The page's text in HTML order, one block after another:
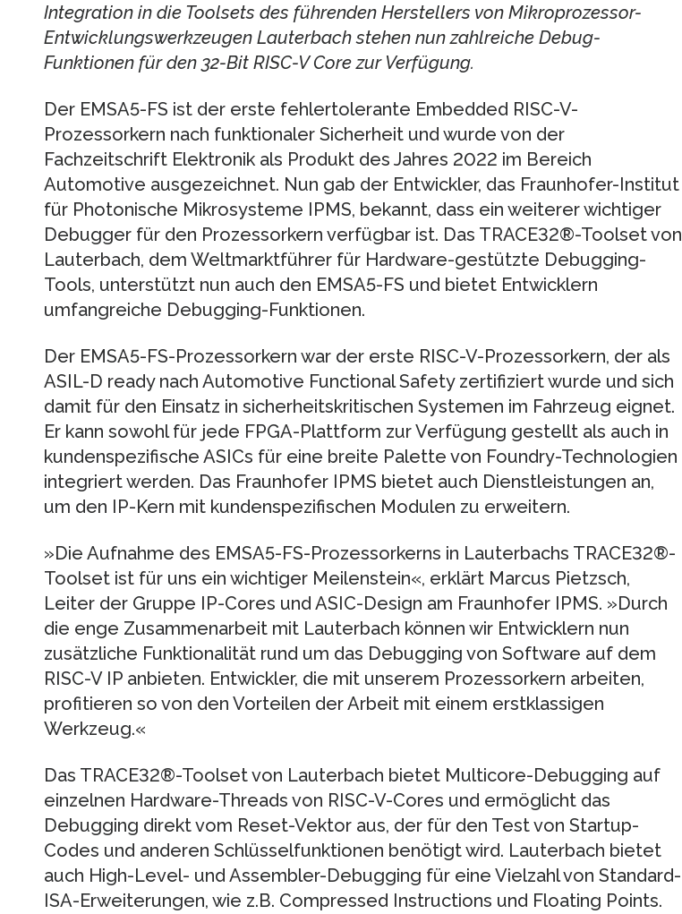
Integration in die Toolsets des führenden Herstellers von Mikroprozessor-
Entwicklungswerkzeugen Lauterbach stehen nun zahlreiche Debug-
Funktionen für den 32-Bit RISC-V Core zur Verfügung.
Der EMSA5-FS ist der erste fehlertolerante Embedded RISC-V-
Prozessorkern nach funktionaler Sicherheit und wurde von der
Fachzeitschrift Elektronik als Produkt des Jahres 2022 im Bereich
Automotive ausgezeichnet. Nun gab der Entwickler, das Fraunhofer-Institut
für Photonische Mikrosysteme IPMS, bekannt, dass ein weiterer wichtiger
Debugger für den Prozessorkern verfügbar ist. Das TRACE32®-Toolset von
Lauterbach, dem Weltmarktführer für Hardware-gestützte Debugging-
Tools, unterstützt nun auch den EMSA5-FS und bietet Entwicklern
umfangreiche Debugging-Funktionen.
Der EMSA5-FS-Prozessorkern war der erste RISC-V-Prozessorkern, der als
ASIL-D ready nach Automotive Functional Safety zertifiziert wurde und sich
damit für den Einsatz in sicherheitskritischen Systemen im Fahrzeug eignet.
Er kann sowohl für jede FPGA-Plattform zur Verfügung gestellt als auch in
kundenspezifische ASICs für eine breite Palette von Foundry-Technologien
integriert werden. Das Fraunhofer IPMS bietet auch Dienstleistungen an,
um den IP-Kern mit kundenspezifischen Modulen zu erweitern.
»Die Aufnahme des EMSA5-FS-Prozessorkerns in Lauterbachs TRACE32®-
Toolset ist für uns ein wichtiger Meilenstein«, erklärt Marcus Pietzsch,
Leiter der Gruppe IP-Cores und ASIC-Design am Fraunhofer IPMS. »Durch
die enge Zusammenarbeit mit Lauterbach können wir Entwicklern nun
zusätzliche Funktionalität rund um das Debugging von Software auf dem
RISC-V IP anbieten. Entwickler, die mit unserem Prozessorkern arbeiten,
profitieren so von den Vorteilen der Arbeit mit einem erstklassigen
Werkzeug.«
Das TRACE32®-Toolset von Lauterbach bietet Multicore-Debugging auf
einzelnen Hardware-Threads von RISC-V-Cores und ermöglicht das
Debugging direkt vom Reset-Vektor aus, der für den Test von Startup-
Codes und anderen Schlüsselfunktionen benötigt wird. Lauterbach bietet
auch High-Level- und Assembler-Debugging für eine Vielzahl von Standard-
ISA-Erweiterungen, wie z.B. Compressed Instructions und Floating Points.